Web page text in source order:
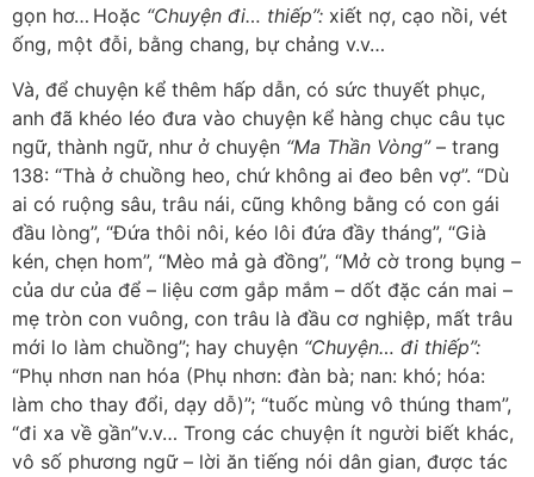
gọn hơ… Hoặc “Chuyện đi… thiếp”: xiết nợ, cạo nồi, vét
ống, một đỗi, bằng chang, bự chảng v.v…
Và, để chuyện kể thêm hấp dẫn, có sức thuyết phục,
anh đã khéo léo đưa vào chuyện kể hàng chục câu tục
ngữ, thành ngữ, như ở chuyện “Ma Thần Vòng”– trang
138: “Thà ở chuồng heo, chứ không ai đeo bên vợ”. “Dù
ai có ruộng sâu, trâu nái, cũng không bằng có con gái
đầu lòng”, “Đứa thôi nôi, kéo lôi đứa đầy tháng”, “Già
kén, chẹn hom”, “Mèo mả gà đồng”, “Mở cờ trong bụng –
của dư của để – liệu cơm gắp mắm – dốt đặc cán mai –
mẹ tròn con vuông, con trâu là đầu cơ nghiệp, mất trâu
mới lo làm chuồng”; hay chuyện “Chuyện… đi thiếp”:
“Phụ nhơn nan hóa (Phụ nhơn: đàn bà; nan: khó; hóa:
làm cho thay đổi, dạy dỗ)”; “tuốc mùng vô thúng tham”,
“đi xa về gần”v.v… Trong các chuyện ít người biết khác,
vô số phương ngữ – lời ăn tiếng nói dân gian, được tác